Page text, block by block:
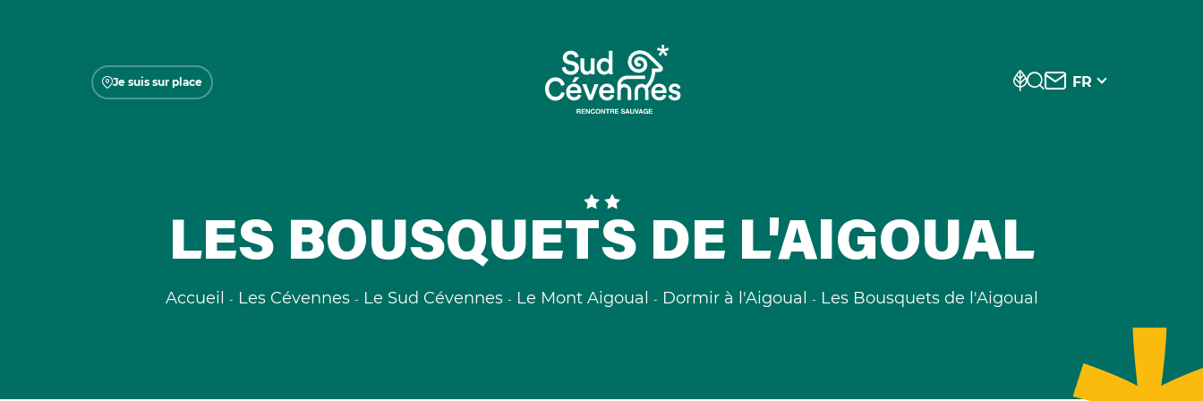
Je suis sur place FR
LES BOUSQUETS DE L'AIGOUAL
Accueil Les Cévennes Le Sud Cévennes Le Mont Aigoual Dormir à l'Aigoual Les Bousquets de l'Aigoual